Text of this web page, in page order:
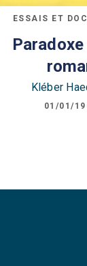
ESSAIS ET
Kléber
01/01/